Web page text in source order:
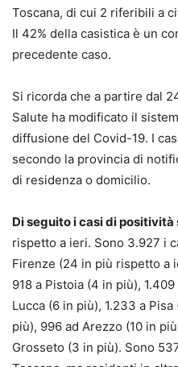
Toscana, di cui 2 riferibili a
Il 42% della casistica è un
precedente caso.
Si ricorda che a partire dal
Salute ha modificato il
diffusione del Covid-19. I
secondo la provincia di
di residenza o domicilio.
Di seguito i casi di
rispetto a ieri. Sono 3.927 i
Firenze (24 in più rispetto a
918 a Pistoia (4 in più),
Lucca (6 in più), 1.233 a
più), 996 ad Arezzo (10 in
Grosseto (3 in più). Sono